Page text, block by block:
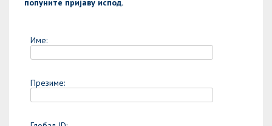
попуните пријаву испод.
Име:
Презиме: